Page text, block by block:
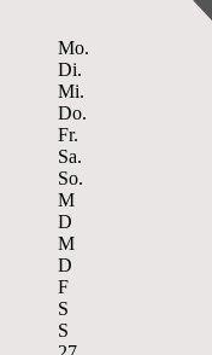
Mo.
Di.
Mi.
Do.
Fr.
Sa.
So.
M
D
M
D
F
S
S